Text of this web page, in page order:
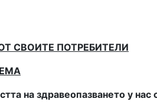
СВОИТЕ ПОТРЕБИТЕЛИ
на здравеопазването у нас